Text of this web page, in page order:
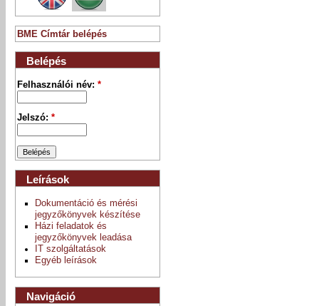
BME Címtár belépés
Belépés
Felhasználói név:*
Jelszó:*
Leírások
Dokumentáció és mérési
jegyzőkönyvek készítése
Házi feladatok és
jegyzőkönyvek leadása
IT szolgáltatások
Egyéb leírások
Navigáció